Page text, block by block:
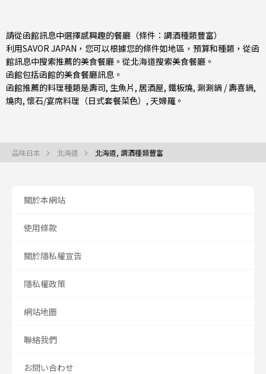
請從函館訊息中選擇感興趣的餐廳（條件：調酒種類豐富）
利用SAVOR JAPAN，您可以根據您的條件如地區，預算和種類，從函
館訊息中搜索推薦的美食餐廳。從北海道搜索美食餐廳。
函館包括函館的美食餐廳訊息。
函館推薦的料理種類是壽司, 生魚片 , 居酒屋, 鐵板燒, 涮涮鍋 / 壽喜鍋,
燒肉, 懷石/宴席料理（日式套餐菜色） , 天婦羅。
品味日本 北海道 北海道, 調酒種類豐富
關於本網站
使用條款
關於隱私權宣告
隱私權政策
網站地圖
聯絡我們
お問い合わせ